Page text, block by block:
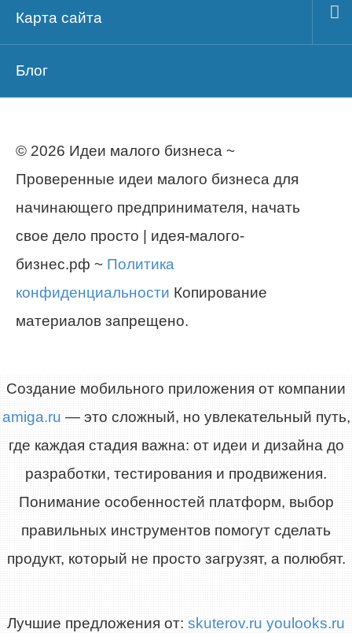
Карта сайта
Блог
© 2026 Идеи малого бизнеса ~
Проверенные идеи малого бизнеса для
начинающего предпринимателя, начать
свое дело просто | идея-малого-
бизнес.рф ~ Политика
конфиденциальности Копирование
материалов запрещено.
Создание мобильного приложения от компании
amiga.ru — это сложный, но увлекательный путь,
где каждая стадия важна: от идеи и дизайна до
разработки, тестирования и продвижения.
Понимание особенностей платформ, выбор
правильных инструментов помогут сделать
продукт, который не просто загрузят, а полюбят.
Лучшие предложения от: skuterov.ru youlooks.ru